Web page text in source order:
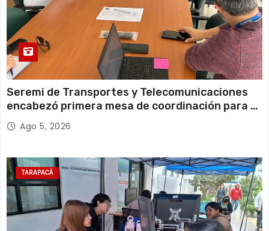
Seremi de Transportes y Telecomunicaciones
encabezó primera mesa de coordinación para el
retiro de cables en desuso en Iquique
Ago 5, 2026
TARAPACÁ